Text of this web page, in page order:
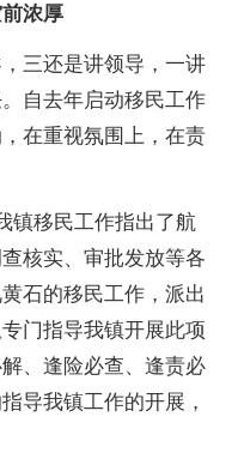
浓厚
三还是讲领导，一讲
自去年启动移民工作
在重视氛围上，在责
移民工作指出了航
核实、审批发放等各
石的移民工作，派出
门指导我镇开展此项
、逢险必查、逢责必
导我镇工作的开展，